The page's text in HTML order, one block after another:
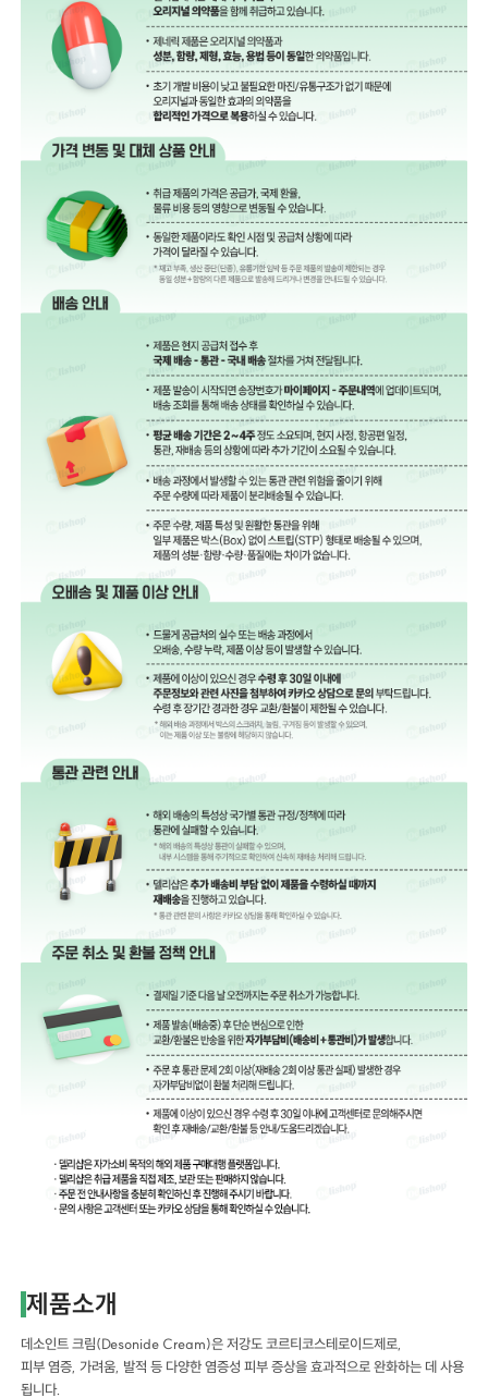
제품소개
데소인트 크림(Desonide Cream)은 저강도 코르티코스테로이드제로,
피부 염증, 가려움, 발적 등 다양한 염증성 피부 증상을 효과적으로 완화하는 데 사용
됩니다.